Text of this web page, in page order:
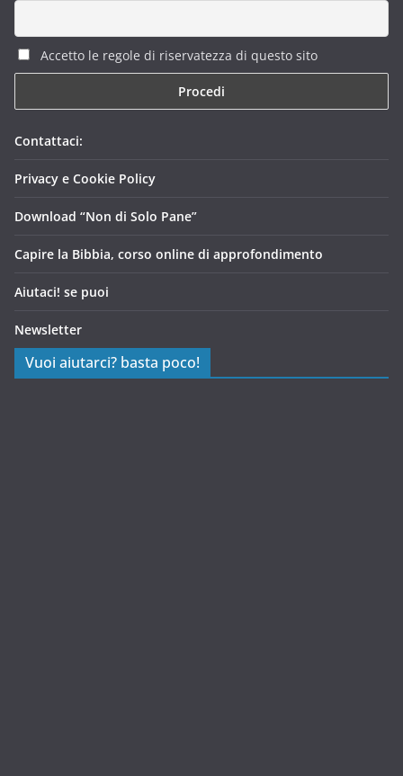
Accetto le regole di riservatezza di questo sito
Contattaci:
Privacy e Cookie Policy
Download “Non di Solo Pane”
Capire la Bibbia, corso online di approfondimento
Aiutaci! se puoi
Newsletter
Vuoi aiutarci? basta poco!